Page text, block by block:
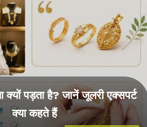
क्यों पड़ता है? जानें जूलरी एक्सपर्ट
क्या कहते हैं